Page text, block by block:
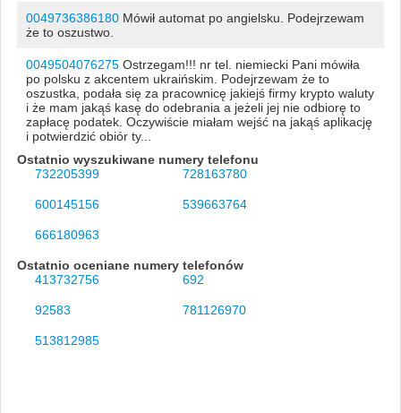
0049736386180Mówił automat po angielsku. Podejrzewam
że to oszustwo.
0049504076275Ostrzegam!!! nr tel. niemiecki Pani mówiła
po polsku z akcentem ukraińskim. Podejrzewam że to
oszustka, podała się za pracownicę jakiejś firmy krypto waluty
i że mam jakąś kasę do odebrania a jeżeli jej nie odbiorę to
zapłacę podatek. Oczywiście miałam wejść na jakąś aplikację
i potwierdzić obiór ty...
Ostatnio wyszukiwane numery telefonu
732205399
728163780
600145156 539663764
666180963
Ostatnio oceniane numery telefonów
413732756
692
92583 781126970
513812985